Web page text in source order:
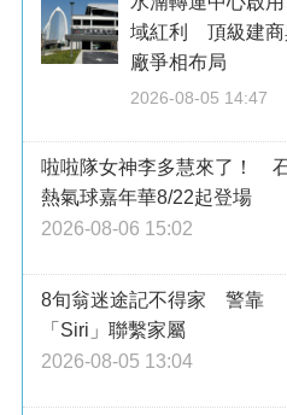
域紅利 頂級建商
廠爭相布局
2026-08-05 14:47
啦啦隊女神李多慧來了！
熱氣球嘉年華8/22起登場
2026-08-06 15:02
8旬翁迷途記不得家 警靠
「Siri」聯繫家屬
2026-08-05 13:04